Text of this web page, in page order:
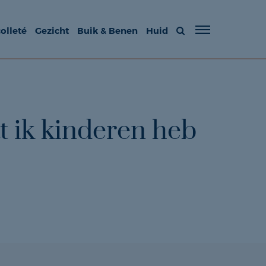
Gezicht Buik & Benen Huid
ik kinderen heb